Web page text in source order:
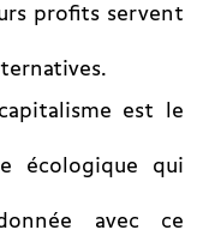
profits servent
est le
écologique qui
avec ce